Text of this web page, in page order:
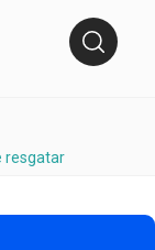
resgatar